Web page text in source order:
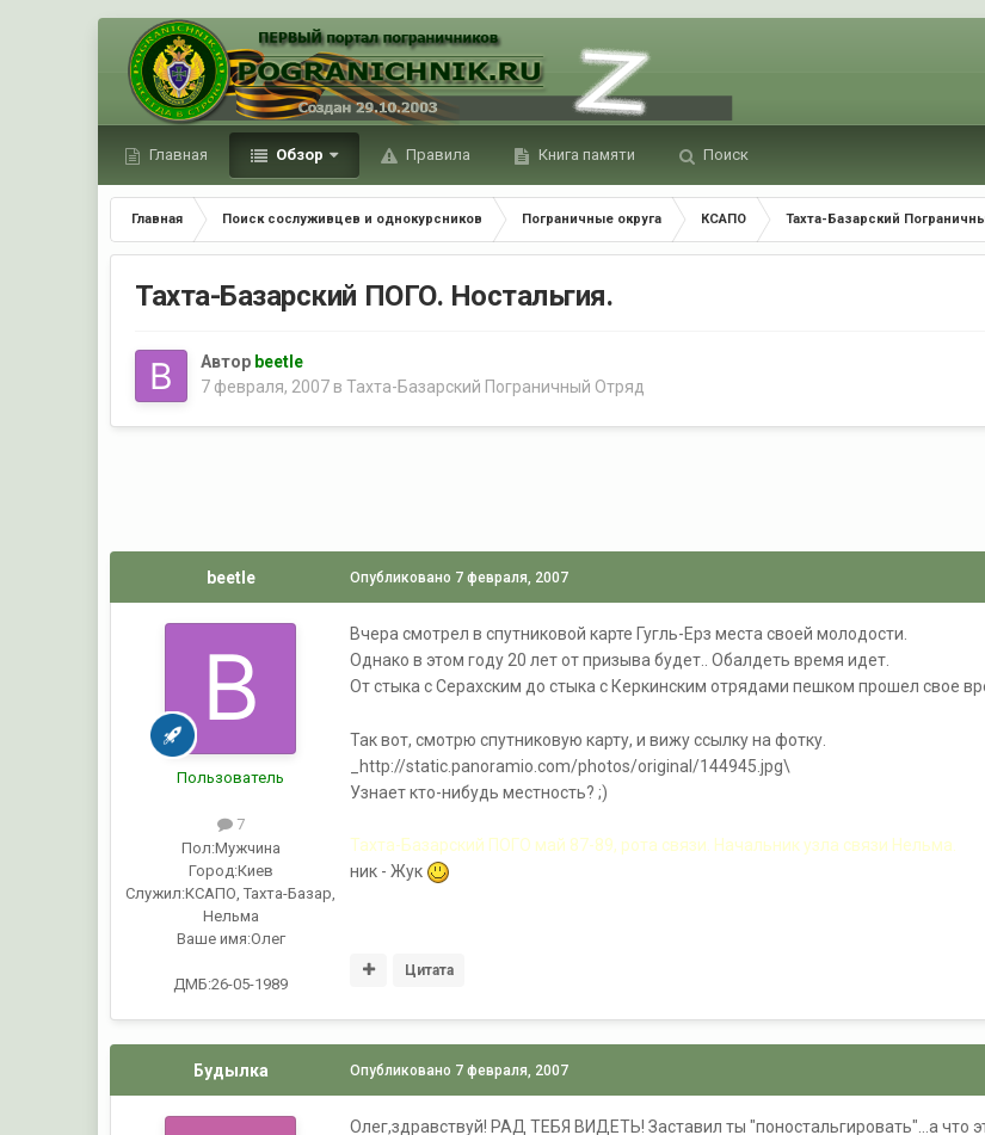
Главная Обзор Правила Книга памяти Поиск
Главная Поиск сослуживцев и однокурсников Пограничные округа КСАПО Тахта-Базарский
Тахта-Базарский ПОГО. Ностальгия.
Автор beetle
7 февраля, 2007 вТахта-Базарский Пограничный Отряд
beetle
Пользователь
7
Пол:Мужчина
Город:Киев
Служил:КСАПО, Тахта-Базар,
Нельма
Ваше имя:Олег
ДМБ:26-05-1989
Опубликовано 7 февраля, 2007
Вчера смотрел в спутниковой карте Гугль-Ерз места своей молодости.
Однако в этом году 20 лет от призыва будет.. Обалдеть время идет.
От стыка с Серахским до стыка с Керкинским отрядами пешком прошел свое
Так вот, смотрю спутниковую карту, и вижу ссылку на фотку.
_http://static.panoramio.com/photos/original/144945.jpg\
Узнает кто-нибудь местность? ;)
Тахта-Базарский ПОГО май 87-89, рота связи. Начальник узла связи Нельма.
ник - Жук
Цитата
Будылка Опубликовано 7 февраля, 2007
Олег,здравствуй! РАД ТЕБЯ ВИДЕТЬ! Заставил ты "поностальгировать"...а что